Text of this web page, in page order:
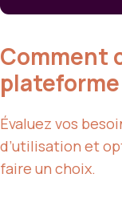
Comment
Évaluez vos
d’utilisation et
faire un choix.